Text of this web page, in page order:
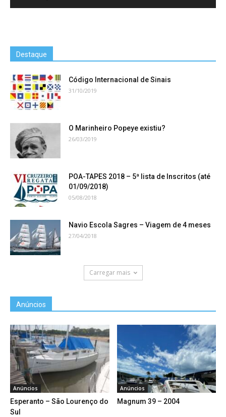
Destaque
Código Internacional de Sinais
31/10/2019
O Marinheiro Popeye existiu?
26/03/2019
POA-TAPES 2018 – 5ª lista de Inscritos (até
01/09/2018)
05/08/2018
Navio Escola Sagres – Viagem de 4 meses
27/04/2018
Carregar mais
Anúncios
Anúncios
Esperanto – São Lourenço do
Sul
Anúncios
Magnum 39 – 2004